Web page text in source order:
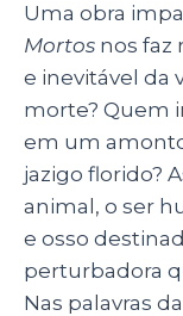
Uma obra
Mortos nos faz
e inevitável da
morte? Quem
em um
jazigo florido?
animal, o ser
e osso
perturbadora
Nas palavras